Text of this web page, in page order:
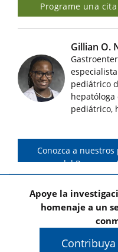
Programe una
Imágenes de médicos
Gillian O.
pediátrico
pediátrico,
Conozca a nuestros
del Programa
Apoye la
homenaje a un